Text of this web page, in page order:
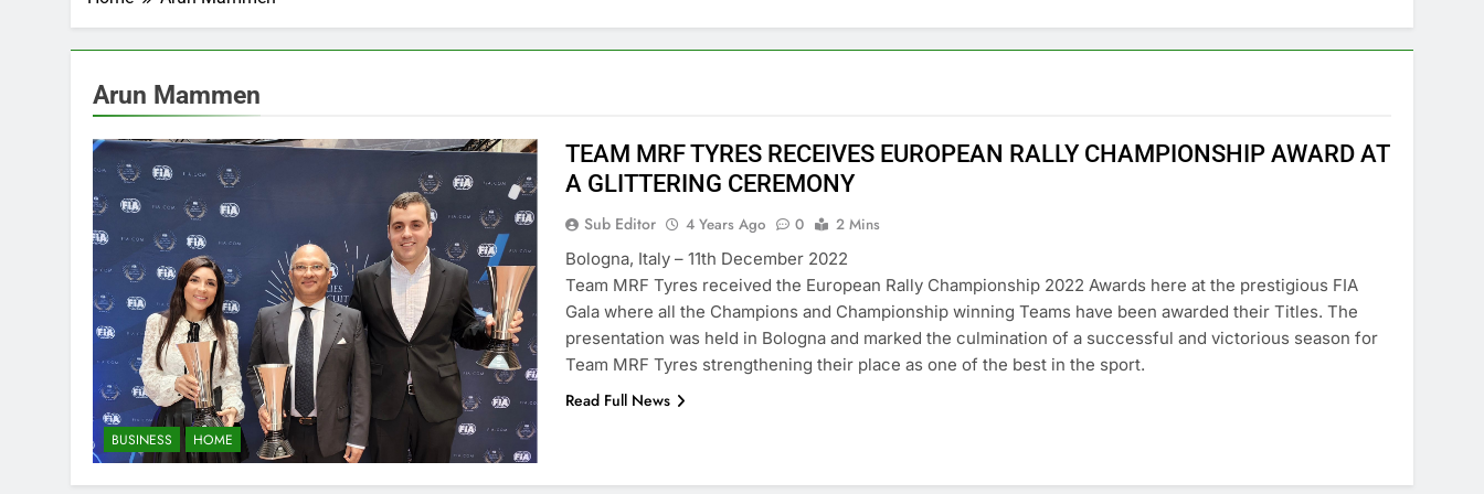
Arun Mammen
BUSINESS HOME
TEAM MRF TYRES RECEIVES EUROPEAN RALLY CHAMPIONSHIP AWARD AT
A GLITTERING CEREMONY
Sub Editor 4 Years Ago 0
2 Mins
Bologna, Italy – 11th December 2022
Team MRF Tyres received the European Rally Championship 2022 Awards here at the prestigious FIA
Gala where all the Champions and Championship winning Teams have been awarded their Titles. The
presentation was held in Bologna and marked the culmination of a successful and victorious season for
Team MRF Tyres strengthening their place as one of the best in the sport.
Read Full News